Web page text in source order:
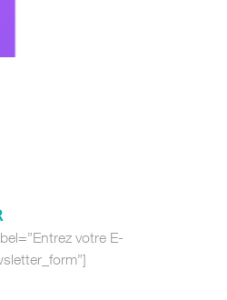
votre E-